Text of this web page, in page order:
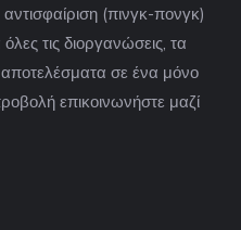
(πινγκ-πονγκ)
τις διοργανώσεις, τα
αποτελέσματα σε ένα μόνο
επικοινωνήστε μαζί